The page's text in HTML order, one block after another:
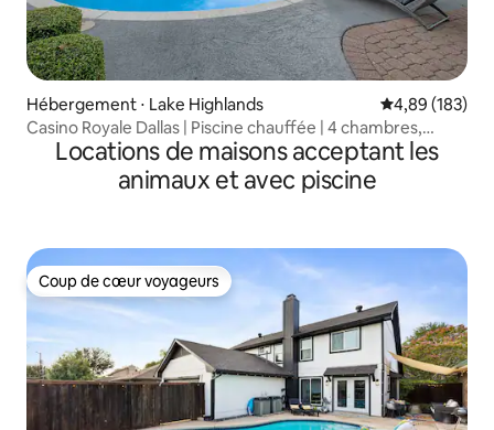
Hébergement ⋅ Lake Highlands Évaluation
4,89 (183)
Casino Royale Dallas | Piscine chauffée | 4 chambres,
16 couchages
Locations de maisons acceptant les
animaux et avec piscine
Coup de cœur voyageurs
Coup de cœur voyageurs